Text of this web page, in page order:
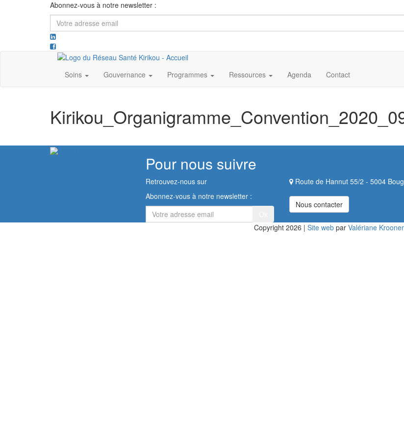
Abonnez-vous à notre newsletter :
Votre
adresse
email
Soins Gouvernance Programmes Ressources Agenda Contact
Pour nous suivre
Retrouvez-nous sur
Abonnez-vous à notre newsletter :
Votre
adresse
Route de Hannut 55/2 - 5004
Nous contacter
Copyright 2026 | Site webpar Valériane